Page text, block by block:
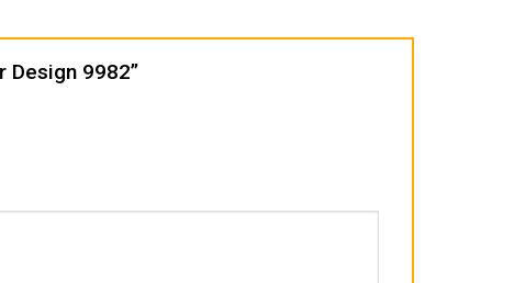
Design 9982”